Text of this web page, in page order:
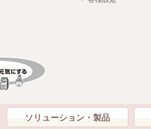
ソリューション・製品